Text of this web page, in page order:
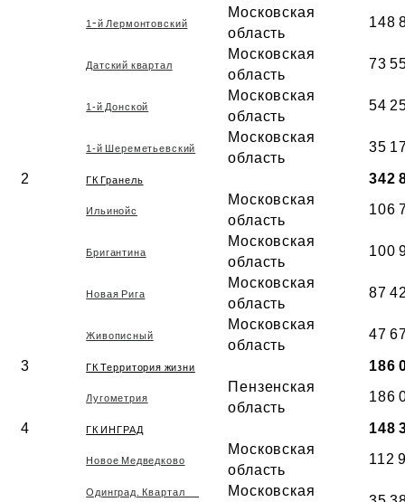
1-й Лермонтовский
Московская
область
148
Датский квартал
Московская
область
73
1-й Донской
Московская
область
54
1-й Шереметьевский
Московская
область
35
2 ГК Гранель 342
Ильинойс
Московская
область
106
Бригантина
Московская
область
100
Новая Рига
Московская
область
87
Живописный
Московская
область
47
3 ГК Территория жизни 186
Лугометрия
Пензенская
область
186
4 ГК ИНГРАД 148
Новое Медведково
Московская
область
112
Одинград. Квартал
Московская